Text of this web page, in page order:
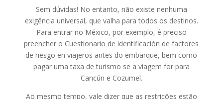
Sem dúvidas! No entanto, não existe nenhuma
exigência universal, que valha para todos os destinos.
Para entrar no México, por exemplo, é preciso
preencher o Cuestionario de identificación de factores
de riesgo en viajeros antes do embarque, bem como
pagar uma taxa de turismo se a viagem for para
Cancún e Cozumel.
Ao mesmo tempo, vale dizer que as restrições estão